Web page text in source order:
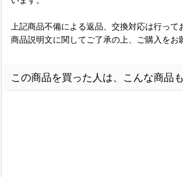
上記商品不備による返品、交換対応は行って
商品説明文に関してご了承の上、ご購入をお
この商品を買った人は、こんな商品